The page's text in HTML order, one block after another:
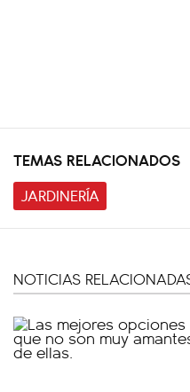
TEMAS RELACIONADOS
JARDINERÍA
NOTICIAS